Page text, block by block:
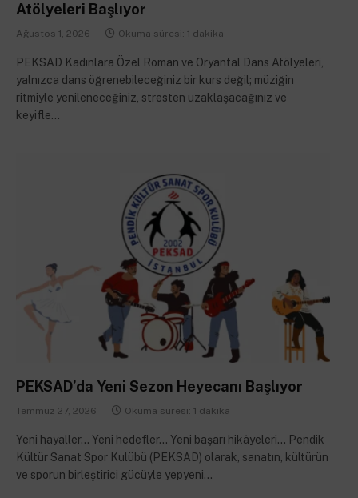
Atölyeleri Başlıyor
Ağustos 1, 2026 Okuma süresi: 1 dakika
PEKSAD Kadınlara Özel Roman ve Oryantal Dans Atölyeleri,
yalnızca dans öğrenebileceğiniz bir kurs değil; müziğin
ritmiyle yenileneceğiniz, stresten uzaklaşacağınız ve
keyifle…
PEKSAD’da Yeni Sezon Heyecanı Başlıyor
Temmuz 27, 2026 Okuma süresi: 1 dakika
Yeni hayaller… Yeni hedefler… Yeni başarı hikâyeleri… Pendik
Kültür Sanat Spor Kulübü (PEKSAD) olarak, sanatın, kültürün
ve sporun birleştirici gücüyle yepyeni…